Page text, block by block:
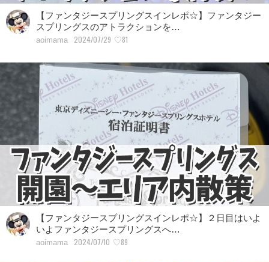
【ファンタジースプリングスインレポ☆】ファンタジー
スプリングスのアトラクションを…
aoimama 2024/07/29 ♡81
【ファンタジースプリングスインレポ☆】２日目はいよ
いよファンタジースプリングスへ…
aoimama 2024/07/10 ♡89